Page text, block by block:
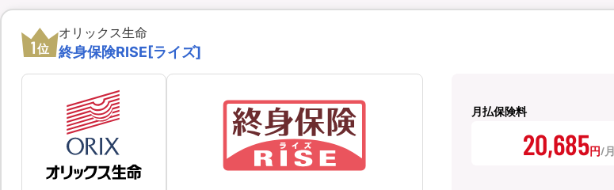
1位
オリックス生命
終身保険RISE[ライズ]
月払保険料
20,685円